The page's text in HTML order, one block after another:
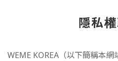
隱私
WEME KOREA（以下簡稱本